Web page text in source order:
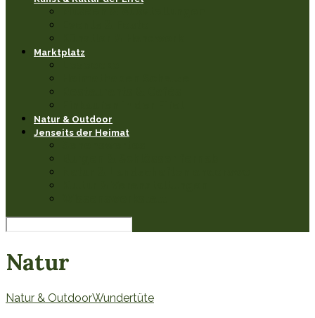
Marktplatz
Natur & Outdoor
Jenseits der Heimat
Natur
Natur & OutdoorWundertüte